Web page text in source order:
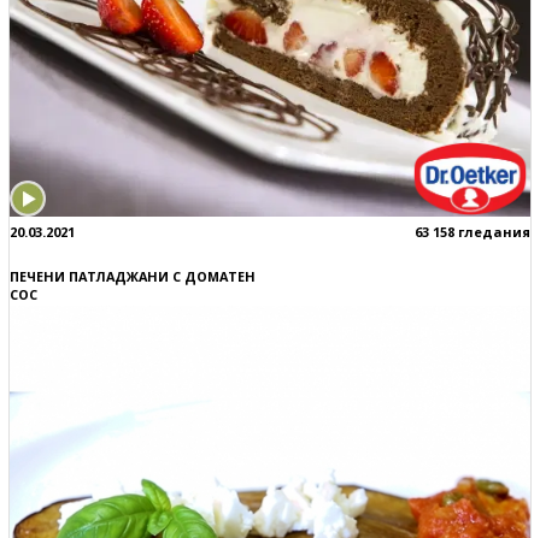
20.03.2021 63 158 гледания
ПЕЧЕНИ ПАТЛАДЖАНИ С ДОМАТЕН
СОС